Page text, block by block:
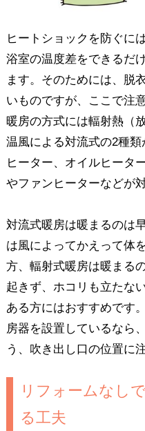
ヒートショックを防ぐに
浴室の温度差をできるだ
ます。そのためには、脱
いものですが、ここで注
暖房の方式には輻射熱（
温風による対流式の2種
ヒーター、オイルヒータ
やファンヒーターなどが
対流式暖房は暖まるのは
は風によってかえって体
方、輻射式暖房は暖まる
起きず、ホコリも立たな
ある方にはおすすめです
房器を設置しているなら
う、吹き出し口の位置に
リフォームなし
る工夫